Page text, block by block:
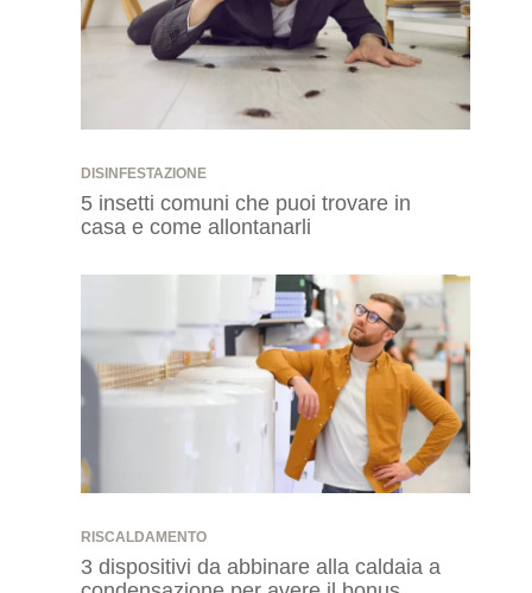
DISINFESTAZIONE
5 insetti comuni che puoi trovare in
casa e come allontanarli
RISCALDAMENTO
3 dispositivi da abbinare alla caldaia a